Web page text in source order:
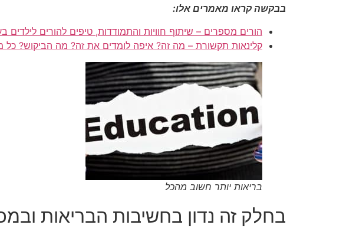
בבקשה קראו מאמרים אלו:
הורים מספרים – שיתוף חוויות והתמודדות, טיפים להורים לילדים
קלינאות תקשורת – מה זה? איפה לומדים את זה? מה הביקוש?
בריאות יותר חשוב מהכל
בחלק זה נדון בחשיבות הבריאות